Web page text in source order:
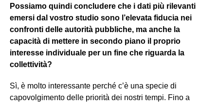
Possiamo quindi concludere che i dati più rilevanti
emersi dal vostro studio sono l’elevata fiducia nei
confronti delle autorità pubbliche, ma anche la
capacità di mettere in secondo piano il proprio
interesse individuale per un fine che riguarda la
collettività?
Sì, è molto interessante perché c’è una specie di
capovolgimento delle priorità dei nostri tempi. Fino a